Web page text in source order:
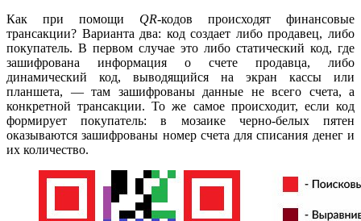
Как при помощи QR-кодов происходят финансовые
трансакции? Варианта два: код создает либо продавец, либо
покупатель. В первом случае это либо статический код, где
зашифрована информация о счете продавца, либо
динамический код, выводящийся на экран кассы или
планшета, — там зашифрованы данные не всего счета, а
конкретной трансакции. То же самое происходит, если код
формирует покупатель: в мозаике черно-белых пятен
оказываются зашифрованы номер счета для списания денег и
их количество.